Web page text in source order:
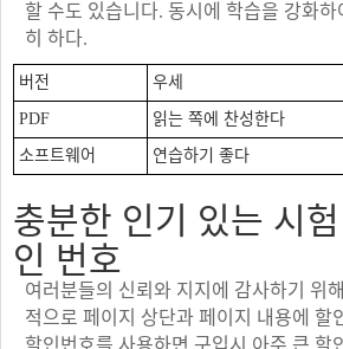
할 수도 있습니다. 동시에 학습을 강화하
히 하다.
버전 우세
PDF 읽는 쪽에 찬성한다
소프트웨어 연습하기 좋다
충분한 인기 있는 시
인 번호
여러분들의 신뢰와 지지에 감사하기 위
적으로 페이지 상단과 페이지 내용에 할